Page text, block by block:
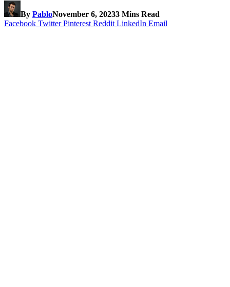
By PabloNovember 6, 20233 Mins Read
Facebook Twitter Pinterest Reddit LinkedIn Email